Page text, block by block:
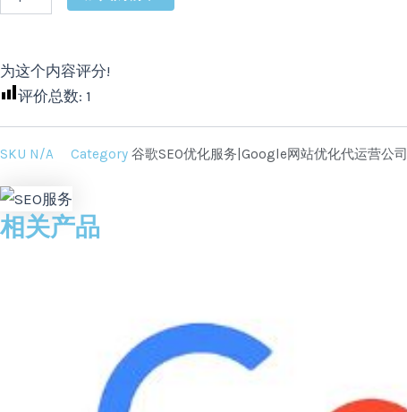
为这个内容评分!
评价总数: 1
SKU N/A Category 谷歌SEO优化服务|Google网站优化代运营公司
相关产品